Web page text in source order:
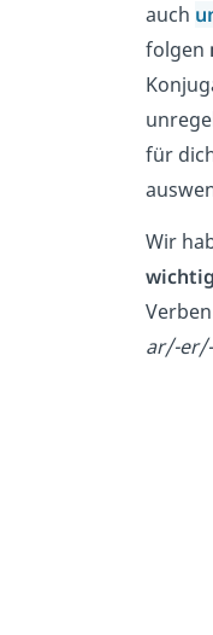
auch
folgen
für
Wir
ar/-